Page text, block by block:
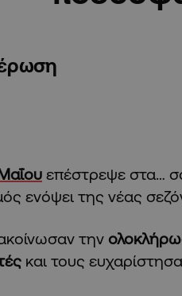
επέστρεψε στα…
ενόψει της νέας
την
και τους